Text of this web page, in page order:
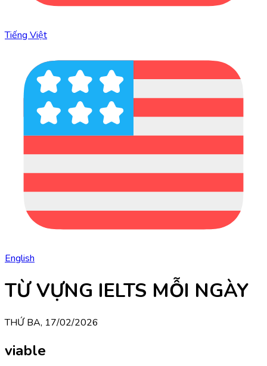
Tiếng Việt
English
TỪ VỰNG IELTS MỖI NGÀY
THỨ BA, 17/02/2026
viable